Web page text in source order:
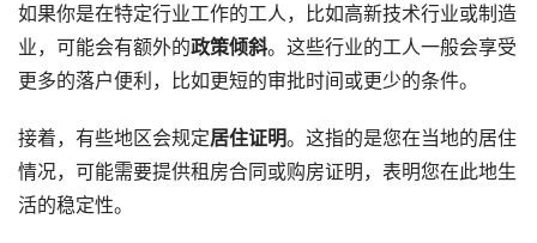
如果你是在特定行业工作的工人，比如高新技术行业或制造
业，可能会有额外的政策倾斜。这些行业的工人一般会享受
更多的落户便利，比如更短的审批时间或更少的条件。
接着，有些地区会规定居住证明。这指的是您在当地的居住
情况，可能需要提供租房合同或购房证明，表明您在此地生
活的稳定性。